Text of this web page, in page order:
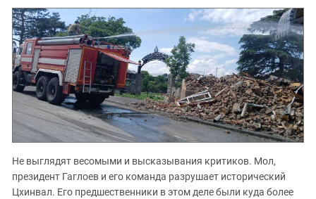
Южный Кавказ
ЮФО
Не выглядят весомыми и высказывания критиков. Мол,
президент Гаглоев и его команда разрушает исторический
Цхинвал. Его предшественники в этом деле были куда более